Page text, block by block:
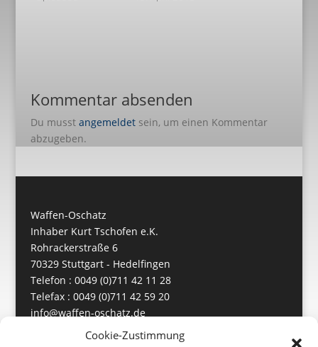
Cookie-Zustimmung
Kommentar absenden
Du musst angemeldetsein, um einen Kommentar
abzugeben.
Waffen-Oschatz
Inhaber Kurt Tschofen e.K.
Rohrackerstraße 6
70329 Stuttgart - Hedelfingen
Telefon : 0049 (0)711 42 11 28
Telefax : 0049 (0)711 42 59 20
info@waffen-oschatz.de
https://www.waffen-oschatz.de